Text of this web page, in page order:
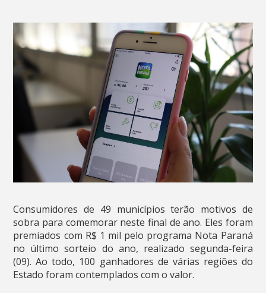
Consumidores de 49 municípios terão motivos de
sobra para comemorar neste final de ano. Eles foram
premiados com R$ 1 mil pelo programa Nota Paraná
no último sorteio do ano, realizado segunda-feira
(09). Ao todo, 100 ganhadores de várias regiões do
Estado foram contemplados com o valor.